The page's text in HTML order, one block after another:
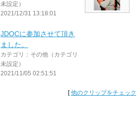
未設定）
2021/12/31 13:18:01
JDOCに参加させて頂き
ました。
カテゴリ：その他（カテゴリ
未設定）
2021/11/05 02:51:51
[他のクリップをチェック